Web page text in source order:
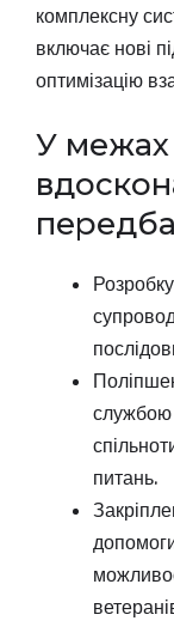
комплексну
включає нові
оптимізацію
У межах
службою
питань.